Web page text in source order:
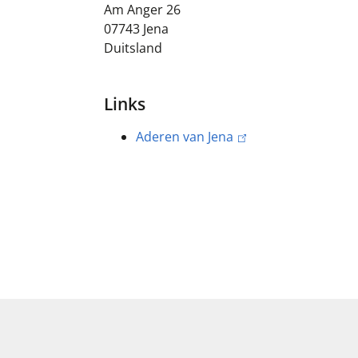
Am Anger 26
07743 Jena
Duitsland
Links
Aderen van Jena